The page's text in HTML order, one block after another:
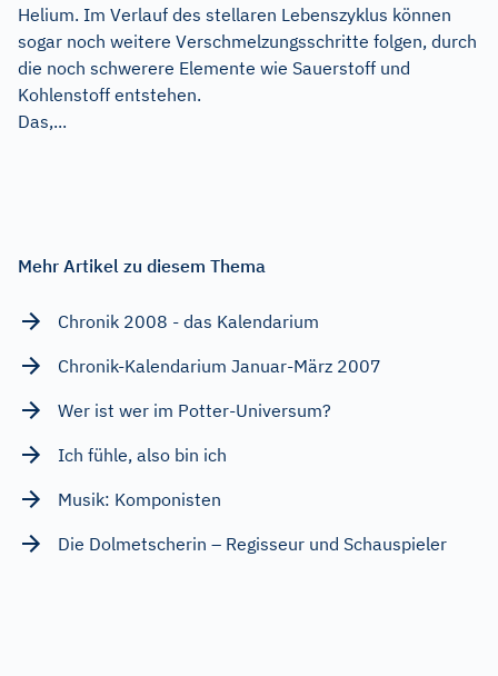
Helium. Im Verlauf des stellaren Lebenszyklus können
sogar noch weitere Verschmelzungsschritte folgen, durch
die noch schwerere Elemente wie Sauerstoff und
Kohlenstoff entstehen.
Das,...
Mehr Artikel zu diesem Thema
Chronik 2008 - das Kalendarium
Chronik-Kalendarium Januar-März 2007
Wer ist wer im Potter-Universum?
Ich fühle, also bin ich
Musik: Komponisten
Die Dolmetscherin – Regisseur und Schauspieler